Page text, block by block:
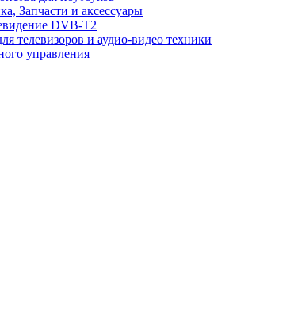
Запчасти и аксессуары
DVB-T2
телевизоров и аудио-видео техники
управления